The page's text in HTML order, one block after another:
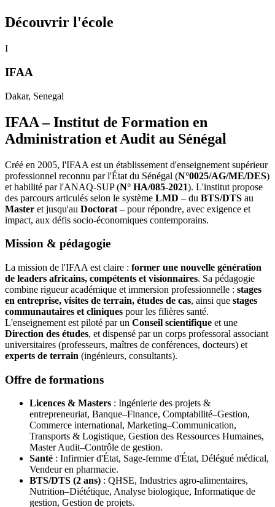
Découvrir l'école
I
IFAA
Dakar, Senegal
IFAA – Institut de Formation en
Administration et Audit au Sénégal
Créé en 2005, l'IFAA est un établissement d'enseignement supérieur
professionnel reconnu par l'État du Sénégal (N°0025/AG/ME/DES)
et habilité par l'ANAQ-SUP (N° HA/085-2021). L'institut propose
des parcours articulés selon le système LMD – du BTS/DTS au
Master et jusqu'au Doctorat – pour répondre, avec exigence et
impact, aux défis socio-économiques contemporains.
Mission & pédagogie
La mission de l'IFAA est claire : former une nouvelle génération
de leaders africains, compétents et visionnaires. Sa pédagogie
combine rigueur académique et immersion professionnelle : stages
en entreprise, visites de terrain, études de cas, ainsi que stages
communautaires et cliniques pour les filières santé.
L'enseignement est piloté par un Conseil scientifique et une
Direction des études, et dispensé par un corps professoral associant
universitaires (professeurs, maîtres de conférences, docteurs) et
experts de terrain (ingénieurs, consultants).
Offre de formations
Licences & Masters : Ingénierie des projets &
entrepreneuriat, Banque–Finance, Comptabilité–Gestion,
Commerce international, Marketing–Communication,
Transports & Logistique, Gestion des Ressources Humaines,
Master Audit–Contrôle de gestion.
Santé : Infirmier d'État, Sage-femme d'État, Délégué médical,
Vendeur en pharmacie.
BTS/DTS (2 ans) : QHSE, Industries agro-alimentaires,
Nutrition–Diététique, Analyse biologique, Informatique de
gestion, Gestion de projets.